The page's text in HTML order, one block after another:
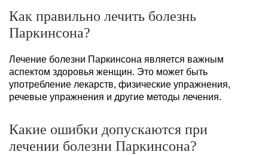
Как правильно лечить болезнь
Паркинсона?
Лечение болезни Паркинсона является важным
аспектом здоровья женщин. Это может быть
употребление лекарств, физические упражнения,
речевые упражнения и другие методы лечения.
Какие ошибки допускаются при
лечении болезни Паркинсона?